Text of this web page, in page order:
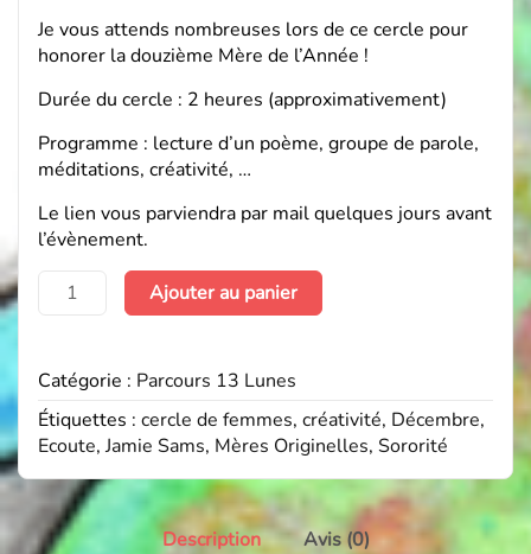
Je vous attends nombreuses lors de ce cercle pour
honorer la douzième Mère de l’Année !
Durée du cercle : 2 heures (approximativement)
Programme : lecture d’un poème, groupe de parole,
méditations, créativité, …
Le lien vous parviendra par mail quelques jours avant
l’évènement.
quantité
Femmes
-
Décembre
Ajouter au panier
Catégorie : Parcours 13 Lunes
Étiquettes : cercle de femmes, créativité, Décembre,
Ecoute, Jamie Sams, Mères Originelles, Sororité
Description Avis (0)